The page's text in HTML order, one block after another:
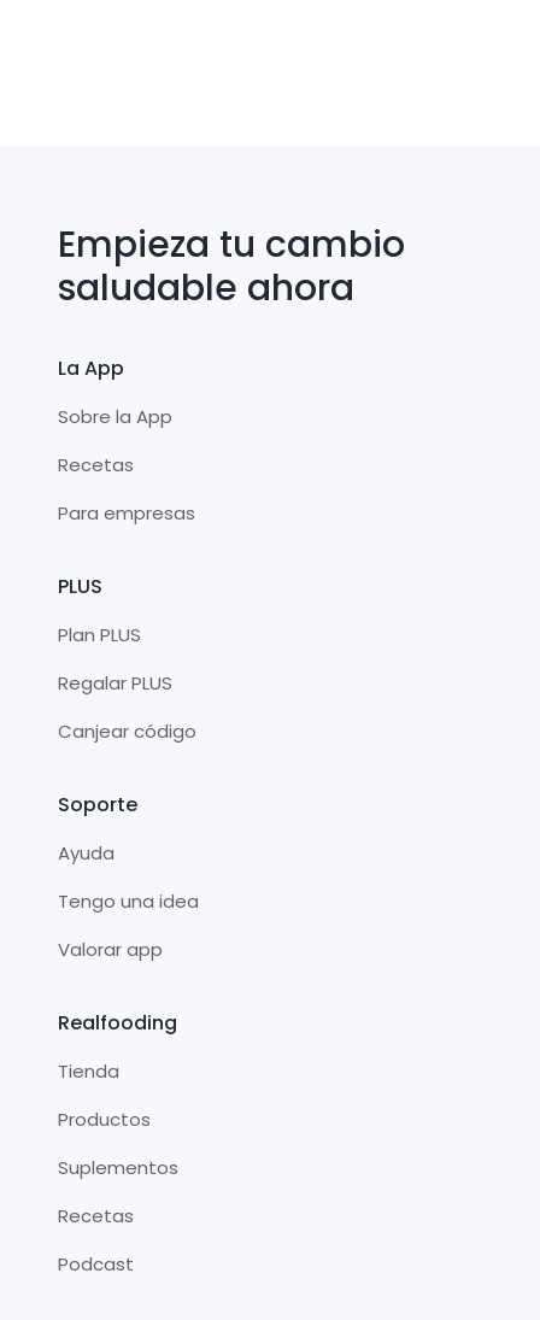
Empieza tu cambio
saludable ahora
La App
Sobre la App
Recetas
Para empresas
PLUS
Plan PLUS
Regalar PLUS
Canjear código
Soporte
Ayuda
Tengo una idea
Valorar app
Realfooding
Tienda
Productos
Suplementos
Recetas
Podcast